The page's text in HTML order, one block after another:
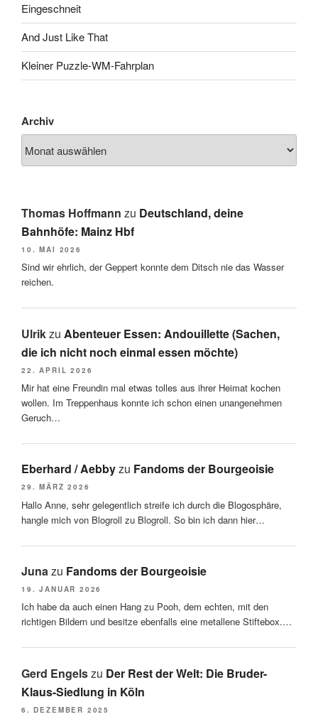
Eingeschneit
And Just Like That
Kleiner Puzzle-WM-Fahrplan
Archiv
Thomas Hoffmann zu Deutschland, deine
Bahnhöfe: Mainz Hbf
10. MAI 2026
Sind wir ehrlich, der Geppert konnte dem Ditsch nie das Wasser
reichen.
Ulrikzu Abenteuer Essen: Andouillette (Sachen,
die ich nicht noch einmal essen möchte)
22. APRIL 2026
Mir hat eine Freundin mal etwas tolles aus ihrer Heimat kochen
wollen. Im Treppenhaus konnte ich schon einen unangenehmen
Geruch…
Eberhard / Aebbyzu Fandoms der Bourgeoisie
29. MÄRZ 2026
Hallo Anne, sehr gelegentlich streife ich durch die Blogosphäre,
hangle mich von Blogroll zu Blogroll. So bin ich dann hier…
Junazu Fandoms der Bourgeoisie
19. JANUAR 2026
Ich habe da auch einen Hang zu Pooh, dem echten, mit den
richtigen Bildern und besitze ebenfalls eine metallene Stiftebox.…
Gerd Engelszu Der Rest der Welt: Die Bruder-
Klaus-Siedlung in Köln
6. DEZEMBER 2025